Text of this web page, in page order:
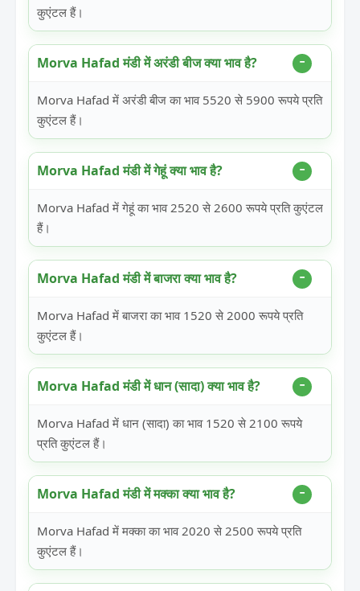
कुएंटल हैं।
Morva Hafad मंडी में अरंडी बीज क्या भाव है?
Morva Hafad में अरंडी बीज का भाव 5520 से 5900 रूपये प्रति
कुएंटल हैं।
Morva Hafad मंडी में गेहूं क्या भाव है?
Morva Hafad में गेहूं का भाव 2520 से 2600 रूपये प्रति कुएंटल
हैं।
Morva Hafad मंडी में बाजरा क्या भाव है?
Morva Hafad में बाजरा का भाव 1520 से 2000 रूपये प्रति
कुएंटल हैं।
Morva Hafad मंडी में धान (सादा) क्या भाव है?
Morva Hafad में धान (सादा) का भाव 1520 से 2100 रूपये
प्रति कुएंटल हैं।
Morva Hafad मंडी में मक्का क्या भाव है?
Morva Hafad में मक्का का भाव 2020 से 2500 रूपये प्रति
कुएंटल हैं।